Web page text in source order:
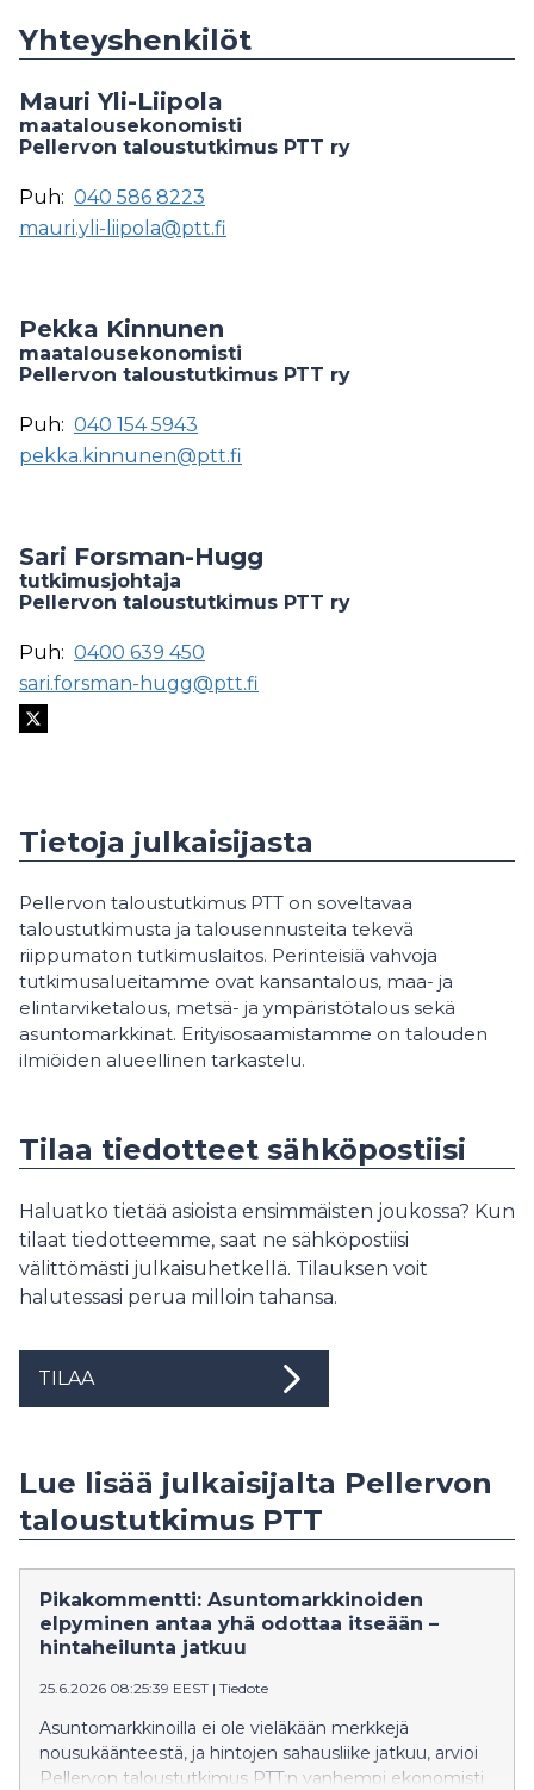
Yhteyshenkilöt
Mauri Yli-Liipola
maatalousekonomisti
Pellervon taloustutkimus PTT ry
Puh: 040 586 8223
mauri.yli-liipola@ptt.fi
Pekka Kinnunen
maatalousekonomisti
Pellervon taloustutkimus PTT ry
Puh: 040 154 5943
pekka.kinnunen@ptt.fi
Sari Forsman-Hugg
tutkimusjohtaja
Pellervon taloustutkimus PTT ry
Puh: 0400 639 450
sari.forsman-hugg@ptt.fi
Tietoja julkaisijasta
Pellervon taloustutkimus PTT on soveltavaa
taloustutkimusta ja talousennusteita tekevä
riippumaton tutkimuslaitos. Perinteisiä vahvoja
tutkimusalueitamme ovat kansantalous, maa- ja
elintarviketalous, metsä- ja ympäristötalous sekä
asuntomarkkinat. Erityisosaamistamme on talouden
ilmiöiden alueellinen tarkastelu.
Tilaa tiedotteet sähköpostiisi
Haluatko tietää asioista ensimmäisten joukossa? Kun
tilaat tiedotteemme, saat ne sähköpostiisi
välittömästi julkaisuhetkellä. Tilauksen voit
halutessasi perua milloin tahansa.
TILAA
Lue lisää julkaisijalta Pellervon
taloustutkimus PTT
Pikakommentti: Asuntomarkkinoiden
elpyminen antaa yhä odottaa itseään –
hintaheilunta jatkuu
25.6.2026 08:25:39 EEST | Tiedote
Asuntomarkkinoilla ei ole vieläkään merkkejä
nousukäänteestä, ja hintojen sahausliike jatkuu, arvioi
Pellervon taloustutkimus PTT:n vanhempi ekonomisti